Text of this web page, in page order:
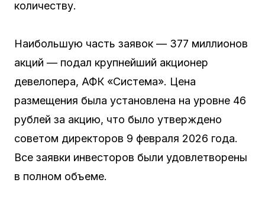
количеству.
Наибольшую часть заявок — 377 миллионов
акций — подал крупнейший акционер
девелопера, АФК «Система». Цена
размещения была установлена на уровне 46
рублей за акцию, что было утверждено
советом директоров 9 февраля 2026 года.
Все заявки инвесторов были удовлетворены
в полном объеме.